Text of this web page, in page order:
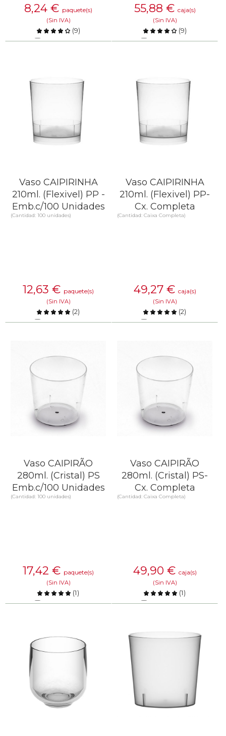
8,24 € paquete(s)
(Sin IVA)
(9)
Comparar
55,88 € caja(s)
(Sin IVA)
(9)
Comparar
Vaso CAIPIRINHA
210ml. (Flexivel) PP -
Emb.c/100 Unidades
(Cantidad: 100 unidades)
12,63 € paquete(s)
(Sin IVA)
(2)
Comparar
Vaso CAIPIRINHA
210ml. (Flexivel) PP-
Cx. Completa
(Cantidad: Caixa Completa)
49,27 € caja(s)
(Sin IVA)
(2)
Comparar
Vaso CAIPIRÃO
280ml. (Cristal) PS
Emb.c/100 Unidades
(Cantidad: 100 unidades)
17,42 € paquete(s)
(Sin IVA)
(1)
Comparar
Vaso CAIPIRÃO
280ml. (Cristal) PS-
Cx. Completa
(Cantidad: Caixa Completa)
49,90 € caja(s)
(Sin IVA)
(1)
Comparar